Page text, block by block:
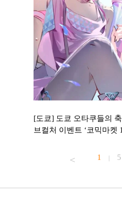
[도쿄] 도쿄 오타쿠들의
브컬처 이벤트 ‘코믹마켓
1 | 5